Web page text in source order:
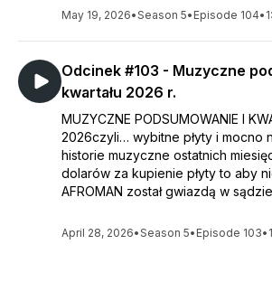
May 19, 2026•Season 5• Episode 104•
Odcinek #103 - Muzyczne
kwartału 2026 r.
MUZYCZNE PODSUMOWANIE I
2026czyli… wybitne płyty i mocno
historie muzyczne ostatnich
dolarów za kupienie płyty to aby
AFROMAN został gwiazdą w
April 28, 2026•Season 5• Episode 103•